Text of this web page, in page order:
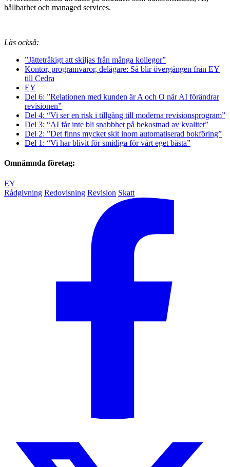
hållbarhet och managed services.
Läs också:
”Jättetråkigt att skiljas från många kollegor”
Kontor, programvaror, delägare: Så blir övergången från EY
till Cedra
EY
Del 6: ”Relationen med kunden är A och O när AI förändrar
revisionen”
Del 4: “Vi ser en risk i tillgång till moderna revisionsprogram”
Del 3: “AI får inte bli snabbhet på bekostnad av kvalitet”
Del 2: ”Det finns mycket skit inom automatiserad bokföring”
Del 1: “Vi har blivit för smidiga för vårt eget bästa”
Omnämnda företag:
EY
Rådgivning Redovisning Revision Skatt